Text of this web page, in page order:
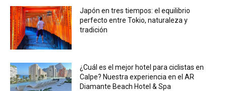
Japón en tres tiempos: el equilibrio
perfecto entre Tokio, naturaleza y
tradición
¿Cuál es el mejor hotel para ciclistas en
Calpe? Nuestra experiencia en el AR
Diamante Beach Hotel & Spa